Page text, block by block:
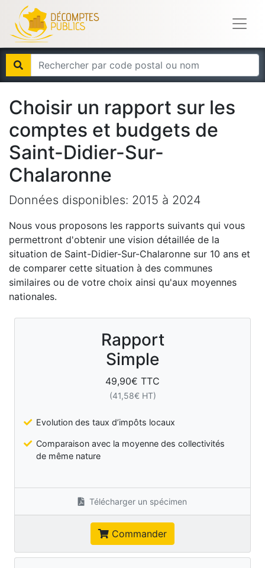
Choisir un rapport sur les
comptes et budgets de
Saint-Didier-Sur-
Chalaronne
Données disponibles: 2015 à 2024
Nous vous proposons les rapports suivants qui vous
permettront d'obtenir une vision détaillée de la
situation de Saint-Didier-Sur-Chalaronne sur 10 ans et
de comparer cette situation à des communes
similaires ou de votre choix ainsi qu'aux moyennes
nationales.
Rapport
Simple
49,90€ TTC
(41,58€ HT)
Evolution des taux d’impôts locaux
Comparaison avec la moyenne des collectivités
de même nature
Télécharger un spécimen
Commander